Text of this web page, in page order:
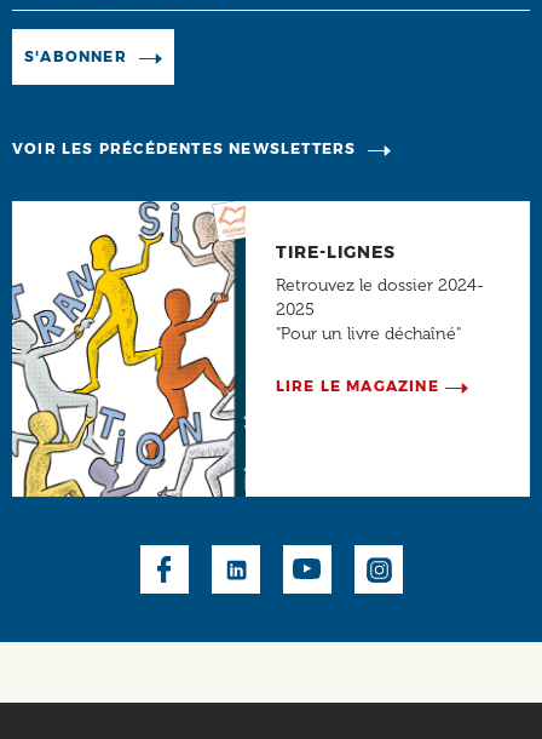
S'ABONNER
VOIR LES PRÉCÉDENTES NEWSLETTERS
TIRE-LIGNES
Retrouvez le dossier 2024-
2025
"Pour un livre déchaîné"
LIRE LE MAGAZINE